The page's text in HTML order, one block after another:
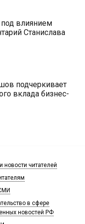
влиянием
Станислава
подчеркивает
вклада бизнес-
новости читателей
в сфере
новостей РФ